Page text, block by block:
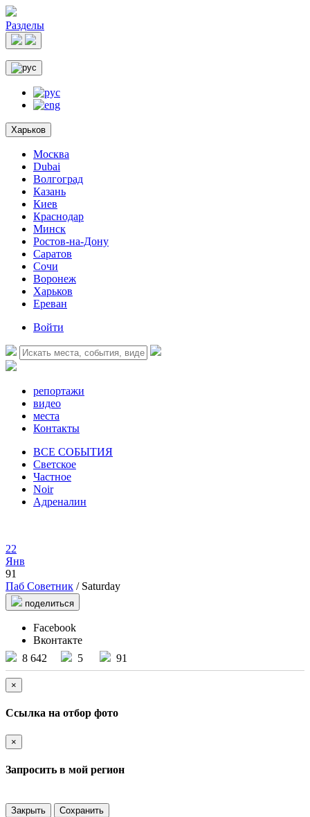
Разделы
Харьков
Москва
Dubai
Волгоград
Казань
Киев
Краснодар
Минск
Ростов-на-Дону
Саратов
Сочи
Воронеж
Харьков
Ереван
Войти
репортажи
видео
места
Контакты
ВСЕ СОБЫТИЯ
Светское
Частное
Noir
Адреналин
22
Янв
91
Паб Советник / Saturday
поделиться
Facebook
Вконтакте
8 642
5 91
×
Ссылка на отбор фото
×
Запросить в мой регион
Закрыть Сохранить